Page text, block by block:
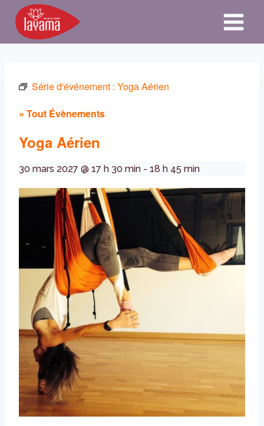
Aller
contenu
Série d'événement : Yoga Aérien
« Tout Évènements
Yoga Aérien
30 mars 2027 @ 17 h 30 min - 18 h 45 min